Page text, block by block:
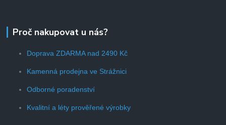
Proč nakupovat u nás?
Doprava ZDARMA nad 2490 Kč
Kamenná prodejna ve Strážnici
Odborné poradenství
Kvalitní a léty prověřené výrobky